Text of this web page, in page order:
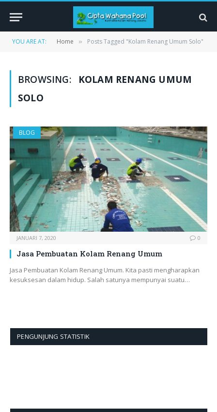
YOU ARE AT: Home » Posts Tagged "Kolam Renang Umum Solo"
BROWSING:
KOLAM RENANG UMUM
SOLO
BLOG
JANUARI 7, 2020 0
Jasa Pembuatan Kolam Renang Umum
Jasa Pembuatan Kolam Renang Umum. Kita pasti mengharapkan
kesuksesan dalam hidup. Salah satunya mempunyai suatu…
PENGUNJUNG STATISTIK